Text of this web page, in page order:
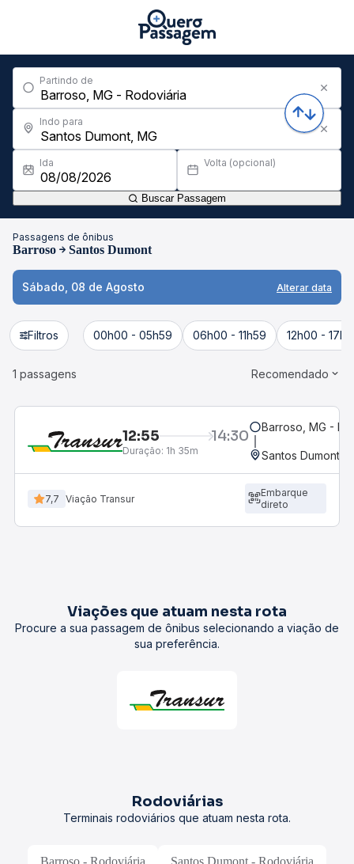
Partindo de
Indo para
Ida Volta (opcional)
Buscar Passagem
Passagens de ônibus
Barroso Santos Dumont
Sábado, 08 de Agosto Alterar data
Filtros 00h00 - 05h59 06h00 - 11h59 12h00 -
1 passagens Recomendado
12:55 14:30
Duração: 1h 35m
Barroso, MG -
Santos Dumont,
7,7 Viação Transur
Embarque
direto
Viações que atuam nesta rota
Procure a sua passagem de ônibus selecionando a viação de
sua preferência.
Rodoviárias
Terminais rodoviários que atuam nesta rota.
Barroso - Rodoviária Santos Dumont - Rodoviária